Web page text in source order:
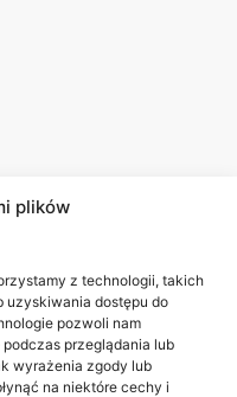
plików
z technologii, takich
uzyskiwania dostępu do
pozwoli nam
przeglądania lub
wyrażenia zgody lub
na niektóre cechy i